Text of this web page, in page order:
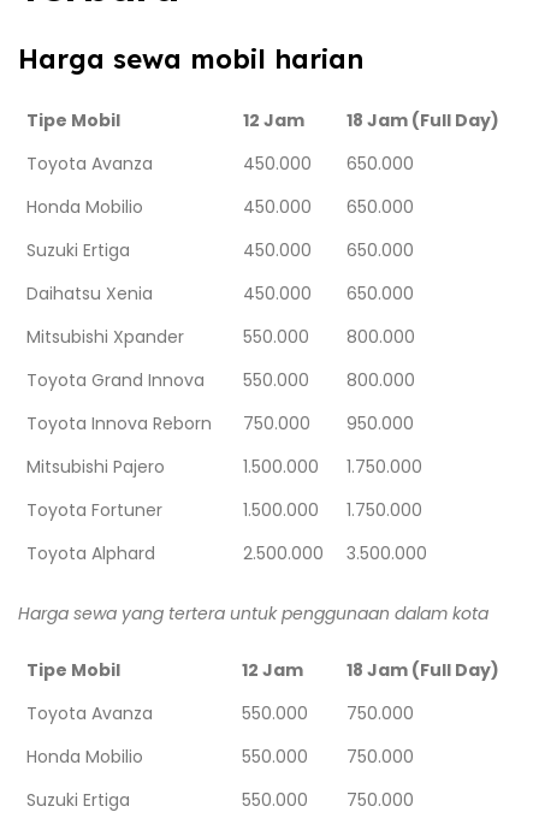
Harga sewa mobil harian
Tipe Mobil 12 Jam
18 Jam (Full Day)
Toyota Avanza
450.000
650.000
Honda Mobilio
450.000
650.000
Suzuki Ertiga
450.000
650.000
Daihatsu Xenia
450.000
650.000
Mitsubishi Xpander
550.000
800.000
Toyota Grand Innova
550.000
800.000
Toyota Innova Reborn
750.000
950.000
Mitsubishi Pajero
1.500.000
1.750.000
Toyota Fortuner
1.500.000
1.750.000
Toyota Alphard
2.500.000 3.500.000
Harga sewa yang tertera untuk penggunaan dalam kota
Tipe Mobil 12 Jam
18 Jam (Full Day)
Toyota Avanza
550.000
750.000
Honda Mobilio
550.000
750.000
Suzuki Ertiga
550.000 750.000